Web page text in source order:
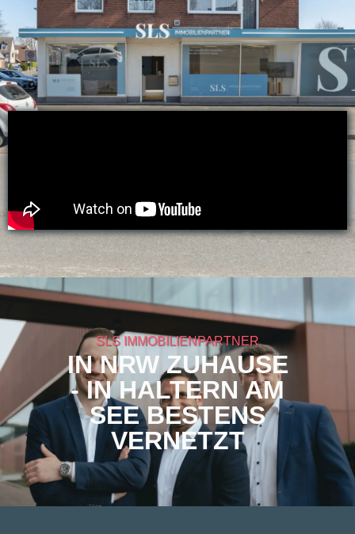
SLS IMMOBILIENPARTNER
IN NRW ZUHAUSE
- IN HALTERN AM
SEE BESTENS
VERNETZT